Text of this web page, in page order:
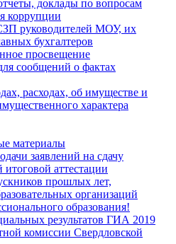
доклады по вопросам
коррупции
руководителей МОУ, их
бухгалтеров
просвещение
сообщений о фактах
расходах, об имуществе и
характера
материалы
заявлений на сдачу
итоговой аттестации
прошлых лет,
организаций
образования!
результатов ГИА 2019
комиссии Свердловской